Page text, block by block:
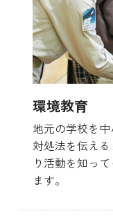
環境教育
地元の学校を
対処法を伝え
り活動を知っ
ます。